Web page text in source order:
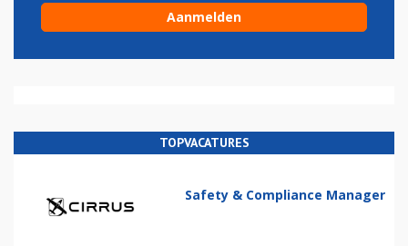
TOPVACATURES
Safety & Compliance Manager